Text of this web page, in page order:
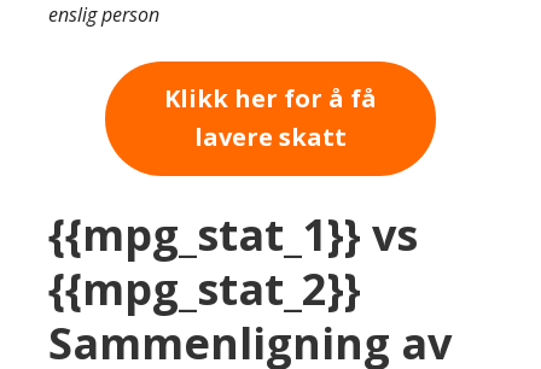
enslig person
Klikk her for å få
lavere skatt
{{mpg_stat_1}} vs
{{mpg_stat_2}}
Sammenligning av